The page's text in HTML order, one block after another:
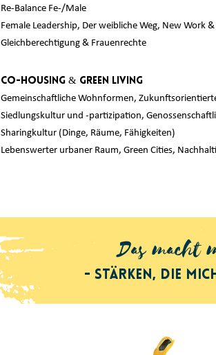
Re-Balance Fe-/Male
Female Leadership, Der weibliche Weg, New Work &
Gleichberechtigung & Frauenrechte
Co-Housing & Green Living
Gemeinschaftliche Wohnformen,
Siedlungskultur und -partizipation,
Sharingkultur (Dinge, Räume, Fähigkeiten)
Lebenswerter urbaner Raum, Green Cities,
Das macht
- Stärken, die